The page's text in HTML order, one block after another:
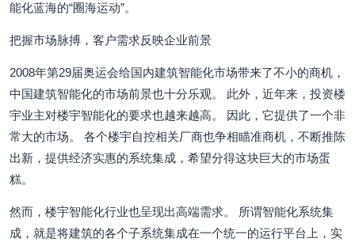
能化蓝海的“圈海运动”。
把握市场脉搏，客户需求反映企业前景
2008年第29届奥运会给国内建筑智能化市场带来了不小的商机，
中国建筑智能化的市场前景也十分乐观。 此外，近年来，投资楼
宇业主对楼宇智能化的要求也越来越高。 因此，它提供了一个非
常大的市场。 各个楼宇自控相关厂商也争相瞄准商机，不断推陈
出新，提供经济实惠的系统集成，希望分得这块巨大的市场蛋
糕。
然而，楼宇智能化行业也呈现出高端需求。 所谓智能化系统集
成，就是将建筑的各个子系统集成在一个统一的运行平台上，实